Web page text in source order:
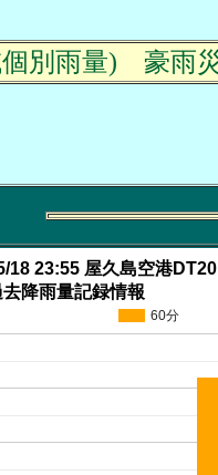
別雨量) 豪雨
18 23:55 屋久島空港
降雨量記録情報
60分